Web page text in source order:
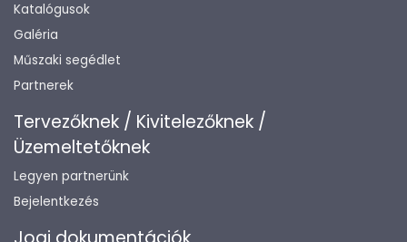
Katalógusok
Galéria
Műszaki segédlet
Partnerek
Tervezőknek / Kivitelezőknek /
Üzemeltetőknek
Legyen partnerünk
Bejelentkezés